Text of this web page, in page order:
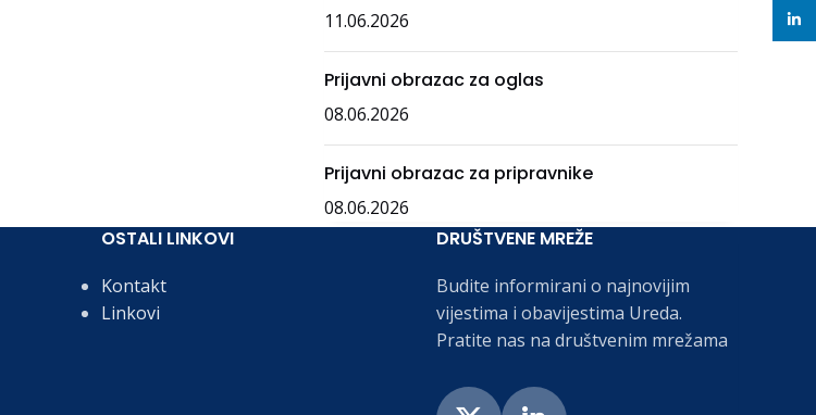
11.06.2026
Prijavni obrazac za oglas
08.06.2026
Prijavni obrazac za pripravnike
08.06.2026
OSTALI LINKOVI
Kontakt
Linkovi
DRUŠTVENE MREŽE
Budite informirani o najnovijim
vijestima i obavijestima Ureda.
Pratite nas na društvenim mrežama